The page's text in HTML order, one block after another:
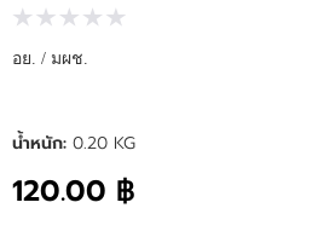
อย. / มผช.
น้ำหนัก: 0.20 KG
120.00 ฿